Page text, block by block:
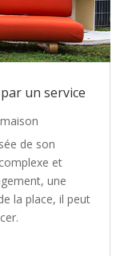
un service
de son
et
une
la place, il peut